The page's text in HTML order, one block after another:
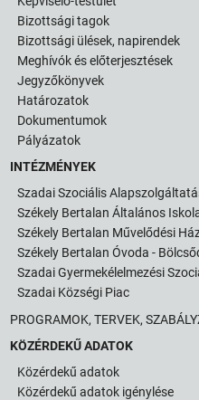
Bizottsági tagok
Bizottsági ülések, napirendek
Meghívók és előterjesztések
Jegyzőkönyvek
Határozatok
Dokumentumok
Pályázatok
INTÉZMÉNYEK
Szadai Szociális
Székely Bertalan Általános
Székely Bertalan Művelődési
Székely Bertalan Óvoda -
Szadai Gyermekélelmezési
Szadai Községi Piac
PROGRAMOK, TERVEK,
KÖZÉRDEKŰ ADATOK
Közérdekű adatok
Közérdekű adatok igénylése